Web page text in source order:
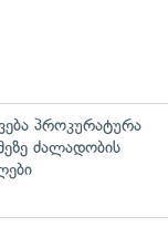
პროკურატურა
ძალადობის